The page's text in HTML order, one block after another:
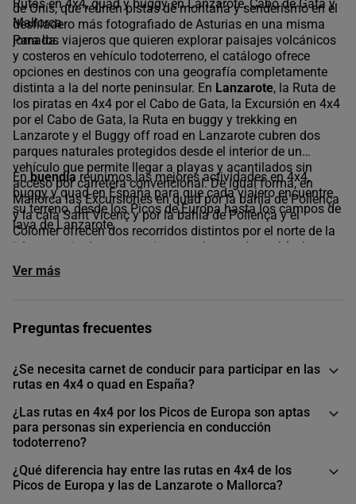
de Onís, que reúnen pistas de montaña y senderismo en el
desfiladero más fotografiado de Asturias en una misma
jornada.
Rutas en 4x4, quad y buggy en Lanzarote, Cabo de Gata y
Mallorca
Para los viajeros que quieren explorar paisajes volcánicos
y costeros en vehículo todoterreno, el catálogo ofrece
opciones en destinos con una geografía completamente
distinta a la del norte peninsular. En Lanzarote, la Ruta de
los piratas en 4x4 por el Cabo de Gata, la Excursión en 4x4
por el Cabo de Gata, la Ruta en buggy y trekking en
Lanzarote y el Buggy off road en Lanzarote cubren dos
parques naturales protegidos desde el interior de un
vehículo que permite llegar a playas y acantilados sin
acceso por carretera convencional. De igual forma, en
Mallorca las Excursiones en quad por la bahía de Pollença
y la cala Sant Vicenç y por la bahía de Pollença y el
Colomer ofrecen dos recorridos distintos por el norte de la
isla con miradores y caminos rurales que los vehículos
convencionales no pueden transitar. Asimismo,
quad por el Teide desde el sur de Tenerife
y naturaleza en una sola jornada.
Enbuendíareunimos las mejores actividades en 4x4,
buggy y quad en España para que cada viajero encuentre
su terreno, desde los Picos de Europa hasta los campos de
lava de Lanzarote.
Ver más
Preguntas frecuentes
¿Se necesita carnet de conducir para participar en las
rutas en 4x4 o quad en España?
¿Las rutas en 4x4 por los Picos de Europa son aptas
para personas sin experiencia en conducción
todoterreno?
¿Qué diferencia hay entre las rutas en 4x4 de los
Picos de Europa y las de Lanzarote o Mallorca?